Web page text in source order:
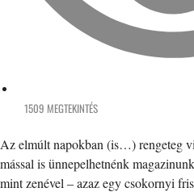
1509 MEGTEKINTÉS
Az elmúlt napokban (is…) rengeteg
mással is ünnepelhetnénk
mint zenével – azaz egy csokornyi